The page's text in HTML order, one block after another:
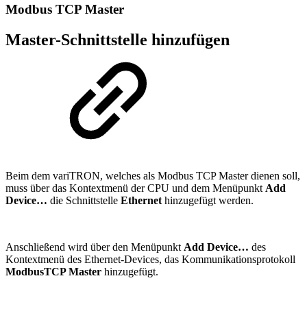
Modbus TCP Master
Master-Schnittstelle hinzufügen
Beim dem variTRON, welches als Modbus TCP Master dienen soll,
muss über das Kontextmenü der CPU und dem Menüpunkt Add
Device… die Schnittstelle Ethernet hinzugefügt werden.
Anschließend wird über den Menüpunkt Add Device… des
Kontextmenü des Ethernet-Devices, das Kommunikationsprotokoll
ModbusTCP Master hinzugefügt.